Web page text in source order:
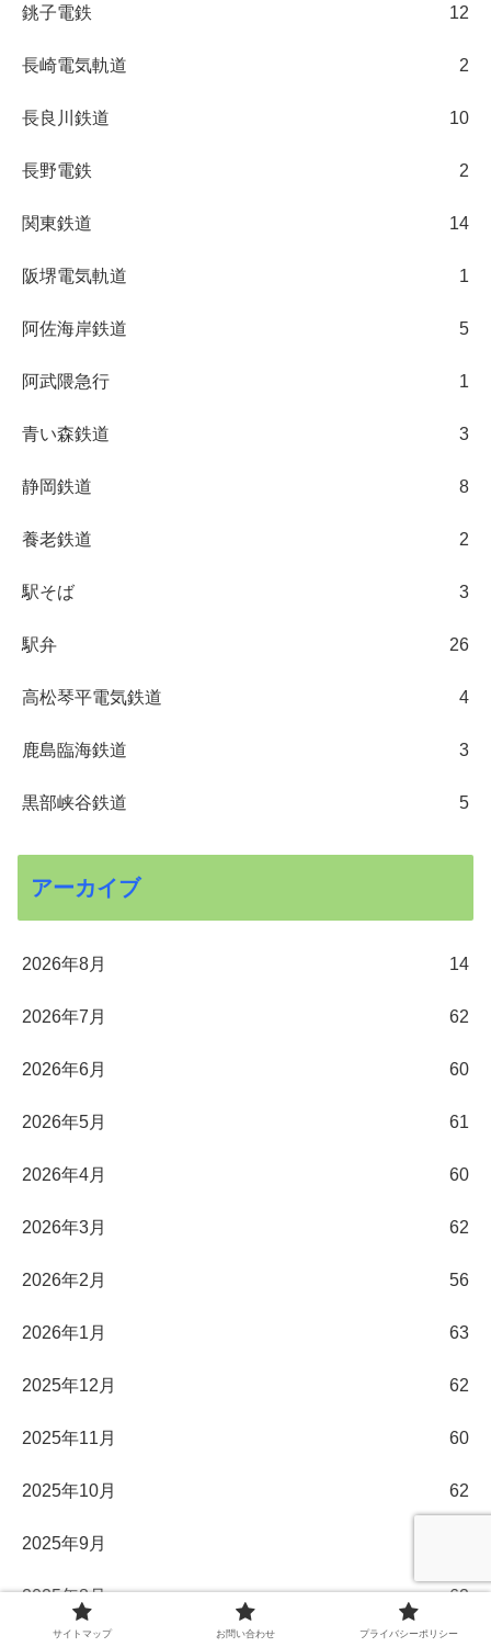
銚子電鉄 12
長崎電気軌道 2
長良川鉄道 10
長野電鉄 2
関東鉄道 14
阪堺電気軌道 1
阿佐海岸鉄道 5
阿武隈急行 1
青い森鉄道 3
静岡鉄道 8
養老鉄道 2
駅そば 3
駅弁 26
高松琴平電気鉄道 4
鹿島臨海鉄道 3
黒部峡谷鉄道 5
アーカイブ
2026年8月 14
2026年7月 62
2026年6月 60
2026年5月 61
2026年4月 60
2026年3月 62
2026年2月 56
2026年1月 63
2025年12月 62
2025年11月 60
2025年10月 62
2025年9月
2025年8月 62
サイトマップ お問い合わせ プライバシーポリシー